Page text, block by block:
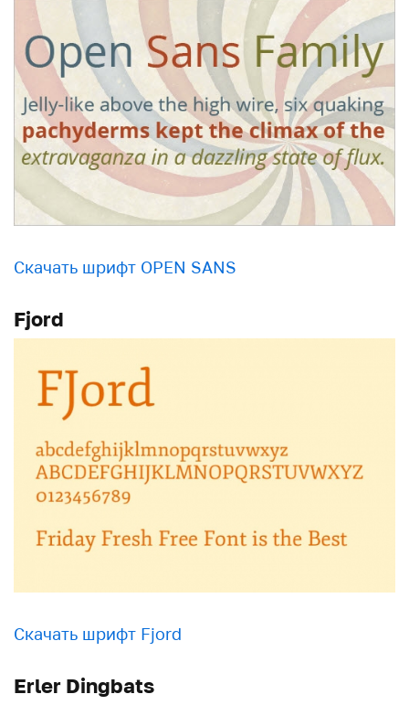
Скачать шрифт OPEN SANS
Fjord
Скачать шрифт Fjord
Erler Dingbats